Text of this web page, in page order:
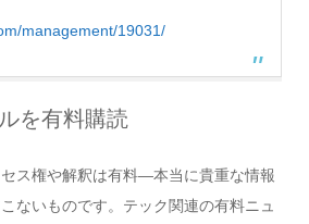
management/19031/
を有料購読
ス権や解釈は有料―本当に貴重な情報
ないものです。テック関連の有料ニュ